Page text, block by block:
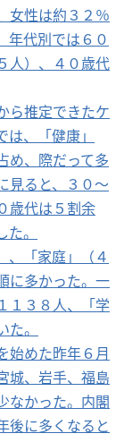
女性は約３２％
年代別では６０
人）、４０歳代
ら推定できたケ
、「健康」
め、際だって多
見ると、３０～
歳代は５割余
。
、「家庭」（４
に多かった。一
１３８人、「学
た。
始めた昨年６月
城、岩手、福島
なかった。内閣
後に多くなると